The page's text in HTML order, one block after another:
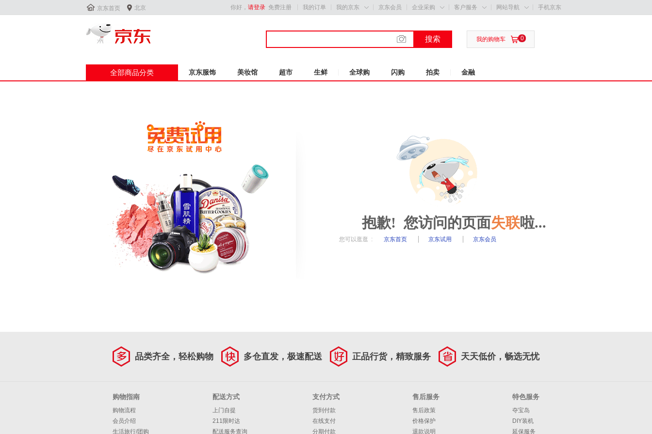
 京东首页  北京 你好， 请登录 免费注册 我的订单 我的京东  京东会员 企业采购  客户服务  网站导航  手机京东
搜索  0
我的购物车
全部商品分类 京东服饰 美妆馆 超市 生鲜 全球购 闪购 拍卖 金融
抱歉! 您访问的页面失联啦...
您可以逛逛 : 京东首页 京东试用 京东会员
品类齐全，轻松购物 多仓直发，极速配送 正品行货，精致服务 天天低价，畅选无忧
购物指南
购物流程
会员介绍
生活旅行/团购
配送方式
上门自提
211限时达
配送服务查询
支付方式
货到付款
在线支付
分期付款
售后服务
售后政策
价格保护
退款说明
特色服务
夺宝岛
DIY装机
延保服务